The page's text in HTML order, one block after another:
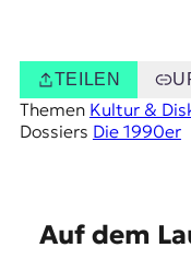
TEILEN
Themen Kultur &
Dossiers Die 1990er
Auf dem